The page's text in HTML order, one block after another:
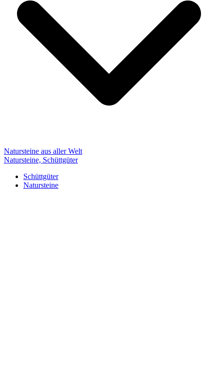
Natursteine aus aller Welt
Natursteine, Schüttgüter
Schüttgüter
Natursteine